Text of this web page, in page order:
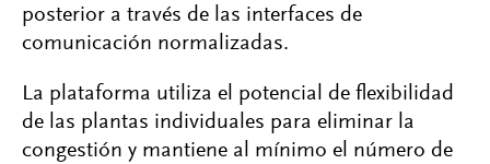
posterior a través de las interfaces de
comunicación normalizadas.
La plataforma utiliza el potencial de flexibilidad
de las plantas individuales para eliminar la
congestión y mantiene al mínimo el número de